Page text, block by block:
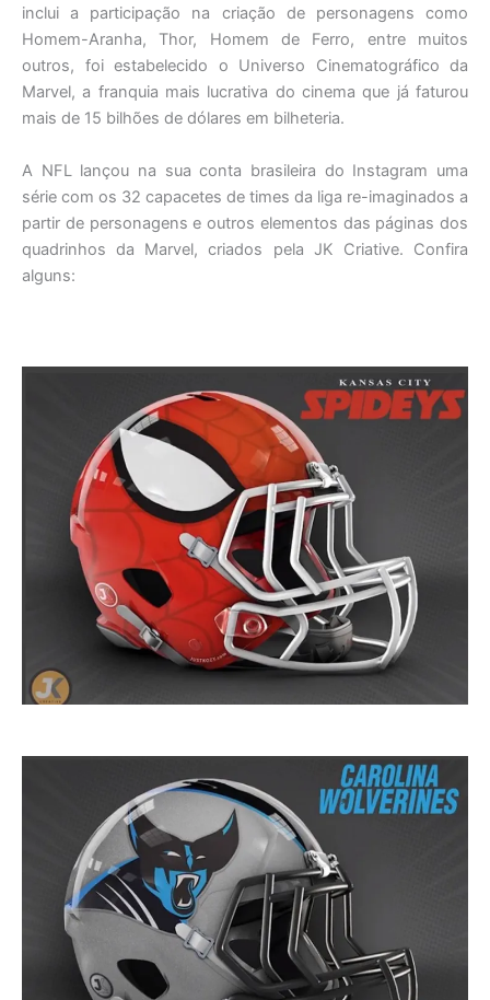
inclui a participação na criação de personagens como
Homem-Aranha, Thor, Homem de Ferro, entre muitos
outros, foi estabelecido o Universo Cinematográfico da
Marvel, a franquia mais lucrativa do cinema que já faturou
mais de 15 bilhões de dólares em bilheteria.
A NFL lançou na sua conta brasileira do Instagram uma
série com os 32 capacetes de times da liga re-imaginados a
partir de personagens e outros elementos das páginas dos
quadrinhos da Marvel, criados pela JK Criative. Confira
alguns: